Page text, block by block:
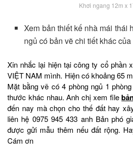
Khơi ngang 12m x
Xem bản thiết kế nhà mái thái
ngủ có bản vẽ chi tiết khác
Xin nhắc lại hiện tại công ty cổ phần
VIỆT NAM mình. Hiện có khoảng 65
Mặt bằng vẽ có 4 phòng ngủ 1
thước khác nhau. Anh chị xem file
đến nay mà chọn cho thế đất hay
liên hệ 0975 945 433 anh Bản phó
được gửi mẫu thêm nếu đất rộng.
Cám ơn